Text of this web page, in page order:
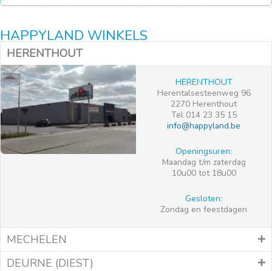
HAPPYLAND WINKELS
HERENTHOUT
HERENTHOUT
Herentalsesteenweg 96
2270 Herenthout
Tel 014 23 35 15
info@happyland.be
Openingsuren:
Maandag t/m zaterdag
10u00 tot 18u00
Gesloten:
Zondag en feestdagen
MECHELEN
DEURNE (DIEST)